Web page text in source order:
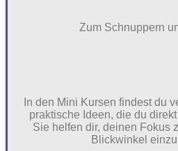
Zum Schnuppern
In den Mini Kursen findest du
praktische Ideen, die du
Sie helfen dir, deinen Fokus
Blickwinkel